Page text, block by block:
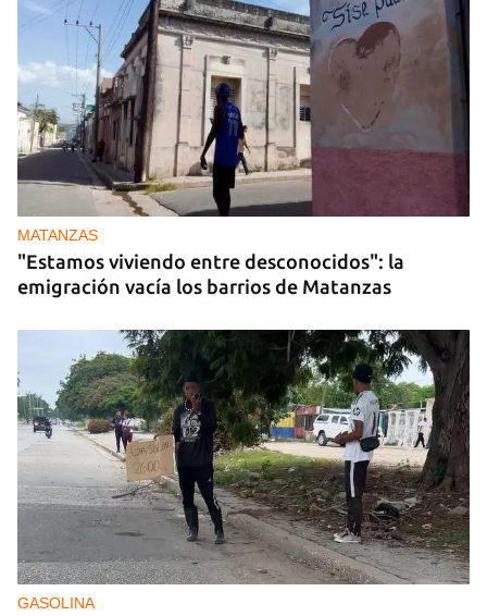
MATANZAS
"Estamos viviendo entre desconocidos": la
emigración vacía los barrios de Matanzas
GASOLINA